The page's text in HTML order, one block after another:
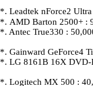
*. Leadtek nForce2
*. AMD Barton 2500+ :
*. Antec True330 :
*. Gainward GeForce4
*. LG 8161B 16X DVD-
*. Logitech MX 500 :